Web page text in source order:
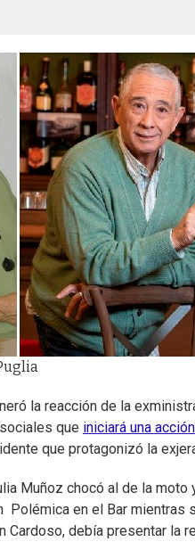
la reacción de la
que iniciará una
que protagonizó la
Muñoz chocó al de la
Polémica en el Bar
Cardoso, debía presentar la